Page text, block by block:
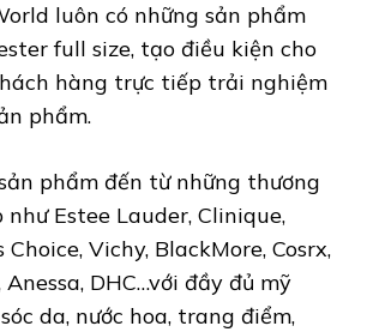
luôn có những sản phẩm
full size, tạo điều kiện cho
hàng trực tiếp trải nghiệm
phẩm.
phẩm đến từ những thương
như Estee Lauder, Clinique,
Choice, Vichy, BlackMore, Cosrx,
Anessa, DHC…với đầy đủ mỹ
da, nước hoa, trang điểm,